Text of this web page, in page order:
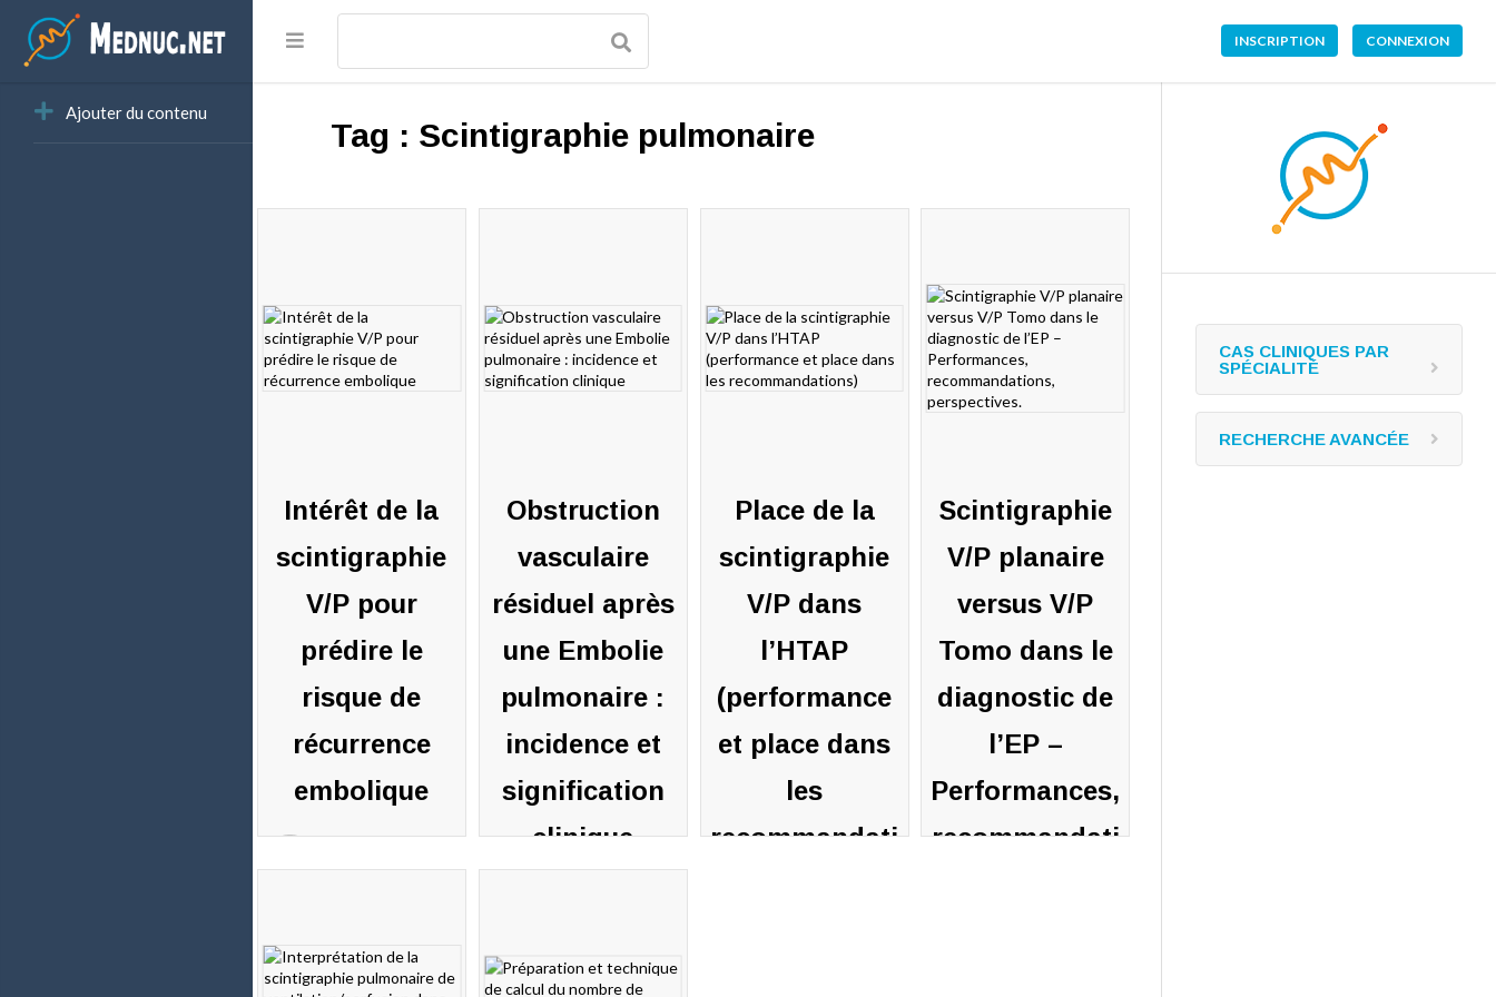
INSCRIPTION CONNEXION
Ajouter du contenu
Tag : Scintigraphie pulmonaire
Intérêt de la
scintigraphie
V/P pour
prédire le
risque de
récurrence
embolique
4 décembre
2019
Obstruction
vasculaire
résiduel après
une Embolie
pulmonaire :
incidence et
signification
clinique
BONNEFOY
Place de la
scintigraphie
V/P dans
l’HTAP
(performance
et place dans
les
recommandati
Scintigraphie
V/P planaire
versus V/P
Tomo dans le
diagnostic de
l’EP –
Performances,
recommandati
CAS CLINIQUES PAR
SPÉCIALITÉ
RECHERCHE AVANCÉE